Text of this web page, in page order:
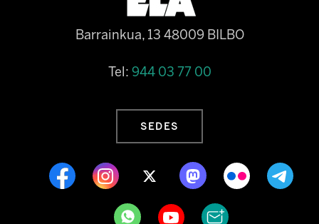
Barrainkua, 13 48009 BILBO
Tel: 944 03 77 00
SEDES